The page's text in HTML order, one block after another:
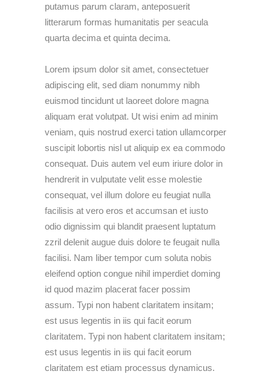
putamus parum claram, anteposuerit
litterarum formas humanitatis per seacula
quarta decima et quinta decima.
Lorem ipsum dolor sit amet, consectetuer
adipiscing elit, sed diam nonummy nibh
euismod tincidunt ut laoreet dolore magna
aliquam erat volutpat. Ut wisi enim ad minim
veniam, quis nostrud exerci tation ullamcorper
suscipit lobortis nisl ut aliquip ex ea commodo
consequat. Duis autem vel eum iriure dolor in
hendrerit in vulputate velit esse molestie
consequat, vel illum dolore eu feugiat nulla
facilisis at vero eros et accumsan et iusto
odio dignissim qui blandit praesent luptatum
zzril delenit augue duis dolore te feugait nulla
facilisi. Nam liber tempor cum soluta nobis
eleifend option congue nihil imperdiet doming
id quod mazim placerat facer possim
assum. Typi non habent claritatem insitam;
est usus legentis in iis qui facit eorum
claritatem. Typi non habent claritatem insitam;
est usus legentis in iis qui facit eorum
claritatem est etiam processus dynamicus.